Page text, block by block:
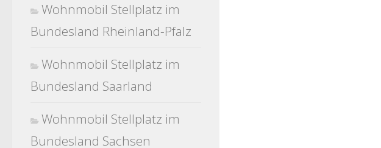
Wohnmobil Stellplatz im
Bundesland Rheinland-Pfalz
Wohnmobil Stellplatz im
Bundesland Saarland
Wohnmobil Stellplatz im
Bundesland Sachsen